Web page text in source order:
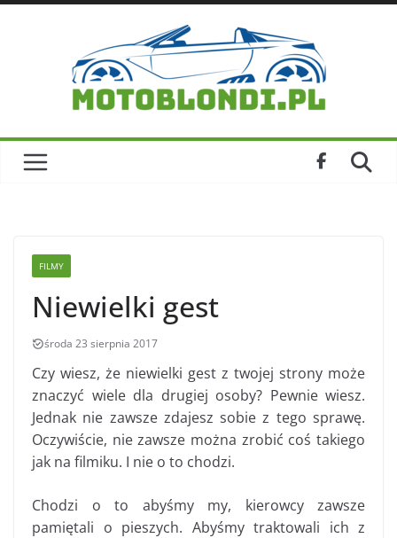
Skip
FILMY
Niewielki gest
środa 23 sierpnia 2017
Czy wiesz, że niewielki gest z twojej strony może
znaczyć wiele dla drugiej osoby? Pewnie wiesz.
Jednak nie zawsze zdajesz sobie z tego sprawę.
Oczywiście, nie zawsze można zrobić coś takiego
jak na filmiku. I nie o to chodzi.
Chodzi o to abyśmy my, kierowcy zawsze
pamiętali o pieszych. Abyśmy traktowali ich z